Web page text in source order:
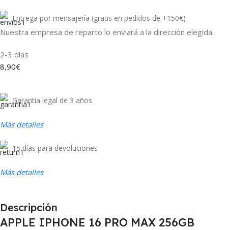
Entrega por mensajería (gratis en pedidos de +150€)
Nuestra empresa de reparto lo enviará a la dirección elegida.
2-3 días
8,90€
Garantía legal de 3 años
Más detalles
15 días para devoluciones
Más detalles
Descripción
APPLE IPHONE 16 PRO MAX 256GB